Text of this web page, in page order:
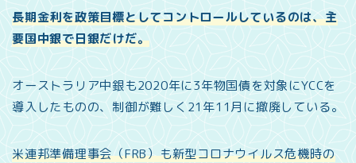
長期金利を政策目標としてコントロールしているのは、主
要国中銀で日銀だけだ。
オーストラリア中銀も2020年に3年物国債を対象にYCCを
導入したものの、制御が難しく21年11月に撤廃している。
米連邦準備理事会（FRB）も新型コロナウイルス危機時の